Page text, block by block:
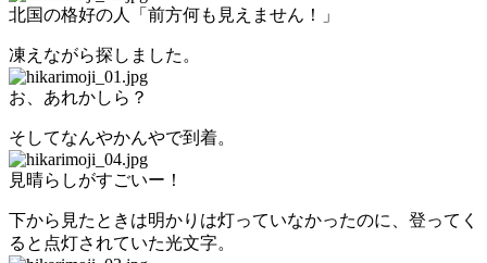
北国の格好の人「前方何も見えません！」
凍えながら探しました。
お、あれかしら？
そしてなんやかんやで到着。
見晴らしがすごいー！
下から見たときは明かりは灯っていなかったのに、登ってく
ると点灯されていた光文字。